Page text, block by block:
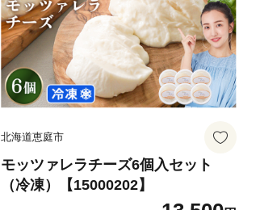
北海道恵庭市
モッツァレラチーズ6個入セット
（冷凍）【15000202】